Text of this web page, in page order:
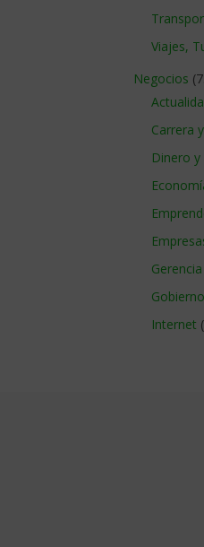
Viajes,
Negocios
Carrera
Dinero
Internet